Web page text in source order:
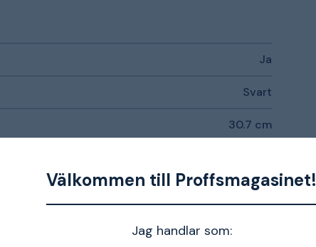
Välkommen till Proffsmagasinet!
Jag handlar som:
Ja
Svart
30.7 cm
Mikrofiber